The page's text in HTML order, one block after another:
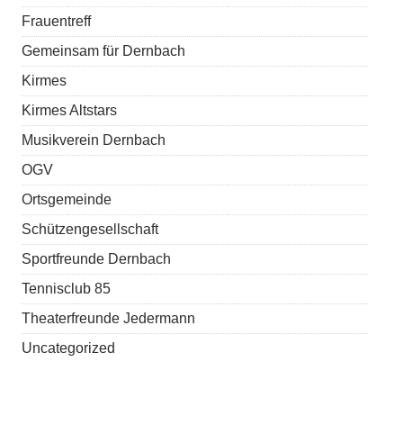
Frauentreff
Gemeinsam für Dernbach
Kirmes
Kirmes Altstars
Musikverein Dernbach
OGV
Ortsgemeinde
Schützengesellschaft
Sportfreunde Dernbach
Tennisclub 85
Theaterfreunde Jedermann
Uncategorized